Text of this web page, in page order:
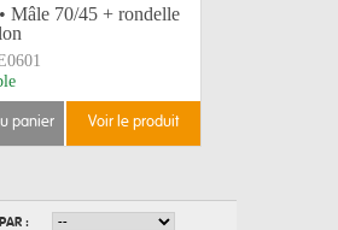
Mâle 70/45 + rondelle
panier voir le produit
: